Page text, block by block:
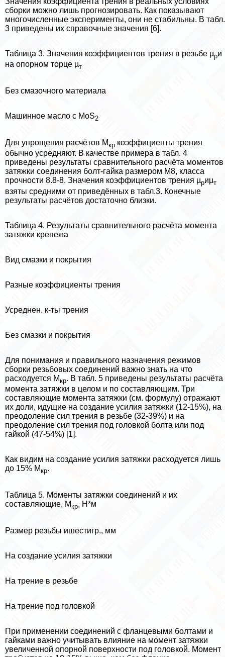
сборки можно лишь прогнозировать. Как показывают
многочисленные эксперименты, они не стабильны. В табл.
3 приведены их справочные значения [6].
Таблица 3. Значения коэффициентов трения в резьбе µри
на опopном торце µт
Без смaзoчного материала
Машинное масло с МоS2
Для упрощения расчётов Мкр коэффициенты трения
обычно усредняют. В качестве примера в табл. 4
приведены результаты сравнительного расчёта моментов
затяжки соединения болт-гайка размером М8, класса
прочности 8.8-8. Значения коэффициентов трения µриµт
взяты средними от приведённых в табл.3. Конечные
результаты расчётов достаточно близки.
Таблица 4. Результаты сравнительного расчёта момента
затяжки крепежа
Вид смазки и покрытия
Разные коэффициенты трения
Усреднен. к-ты трения
Без смазки и покрытия
Для понимания и правильного назначения режимов
сборки резьбовых соединений важно знать на что
расходуется Мкр. В табл. 5 приведены результаты расчёта
момента затяжки в целом и по составляющим. Три
составляющие момента затяжки (см. формулу) отражают
их доли, идущие на создание усилия затяжки (12-15%), на
преодоление сил трения в резьбе (32-39%) и на
преодоление сил трения под головкой болта или под
гайкой (47-54%) [1].
Как видим на создание усилия затяжки расходуется лишь
до 15% Мкр.
Таблица 5. Моменты затяжки соединений и их
составляющие, Мкр, Н*м
Размер резьбы ишестигр., мм
На создание усилия затяжки
На трение в резьбе
На трение под головкой
При применении соединений с фланцевыми болтами и
гайками важно учитывать влияние на момент затяжки
увеличенной опopной поверхности под головкой. Момент